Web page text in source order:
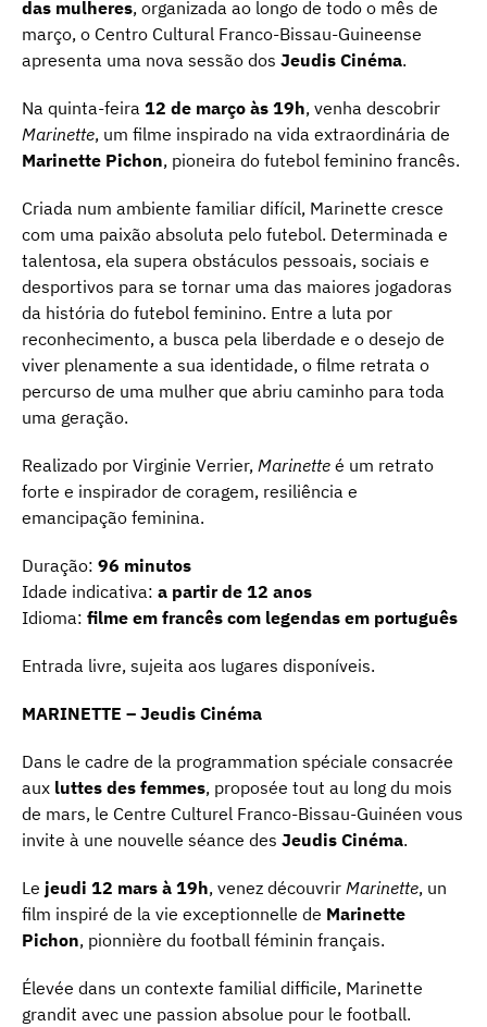
das mulheres, organizada ao longo de todo o mês de
março, o Centro Cultural Franco-Bissau-Guineense
apresenta uma nova sessão dos Jeudis Cinéma.
Na quinta-feira 12 de março às 19h, venha descobrir
Marinette, um filme inspirado na vida extraordinária de
Marinette Pichon, pioneira do futebol feminino francês.
Criada num ambiente familiar difícil, Marinette cresce
com uma paixão absoluta pelo futebol. Determinada e
talentosa, ela supera obstáculos pessoais, sociais e
desportivos para se tornar uma das maiores jogadoras
da história do futebol feminino. Entre a luta por
reconhecimento, a busca pela liberdade e o desejo de
viver plenamente a sua identidade, o filme retrata o
percurso de uma mulher que abriu caminho para toda
uma geração.
Realizado por Virginie Verrier, Marinette é um retrato
forte e inspirador de coragem, resiliência e
emancipação feminina.
Duração: 96 minutos
Idade indicativa: a partir de 12 anos
Idioma: filme em francês com legendas em português
Entrada livre, sujeita aos lugares disponíveis.
MARINETTE – Jeudis Cinéma
Dans le cadre de la programmation spéciale consacrée
aux luttes des femmes, proposée tout au long du mois
de mars, le Centre Culturel Franco-Bissau-Guinéen vous
invite à une nouvelle séance des Jeudis Cinéma.
Le jeudi 12 mars à 19h, venez découvrir Marinette, un
film inspiré de la vie exceptionnelle de Marinette
Pichon, pionnière du football féminin français.
Élevée dans un contexte familial difficile, Marinette
grandit avec une passion absolue pour le football.